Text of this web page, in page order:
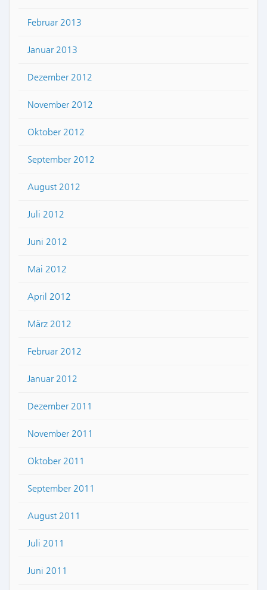
Februar 2013
Januar 2013
Dezember 2012
November 2012
Oktober 2012
September 2012
August 2012
Juli 2012
Juni 2012
Mai 2012
April 2012
März 2012
Februar 2012
Januar 2012
Dezember 2011
November 2011
Oktober 2011
September 2011
August 2011
Juli 2011
Juni 2011